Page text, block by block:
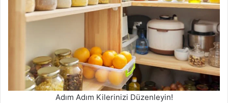
Adım Adım Kilerinizi Düzenleyin!